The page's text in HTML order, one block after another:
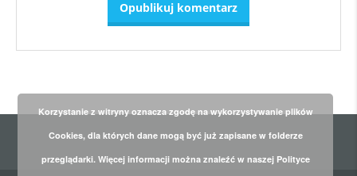
Korzystanie z witryny oznacza zgodę na wykorzystywanie plików
Cookies, dla których dane mogą być już zapisane w folderze
przeglądarki. Więcej informacji można znaleźć w naszej Polityce